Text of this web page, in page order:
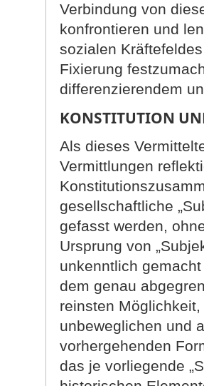
Verbindung von
konfrontieren und
sozialen
Fixierung
differenzierendem
KONSTITUTION
Als dieses
Vermittlungen
gesellschaftliche
gefasst werden,
Ursprung von
unkenntlich
dem genau
reinsten
unbeweglichen und
vorhergehenden
das je vorliegende